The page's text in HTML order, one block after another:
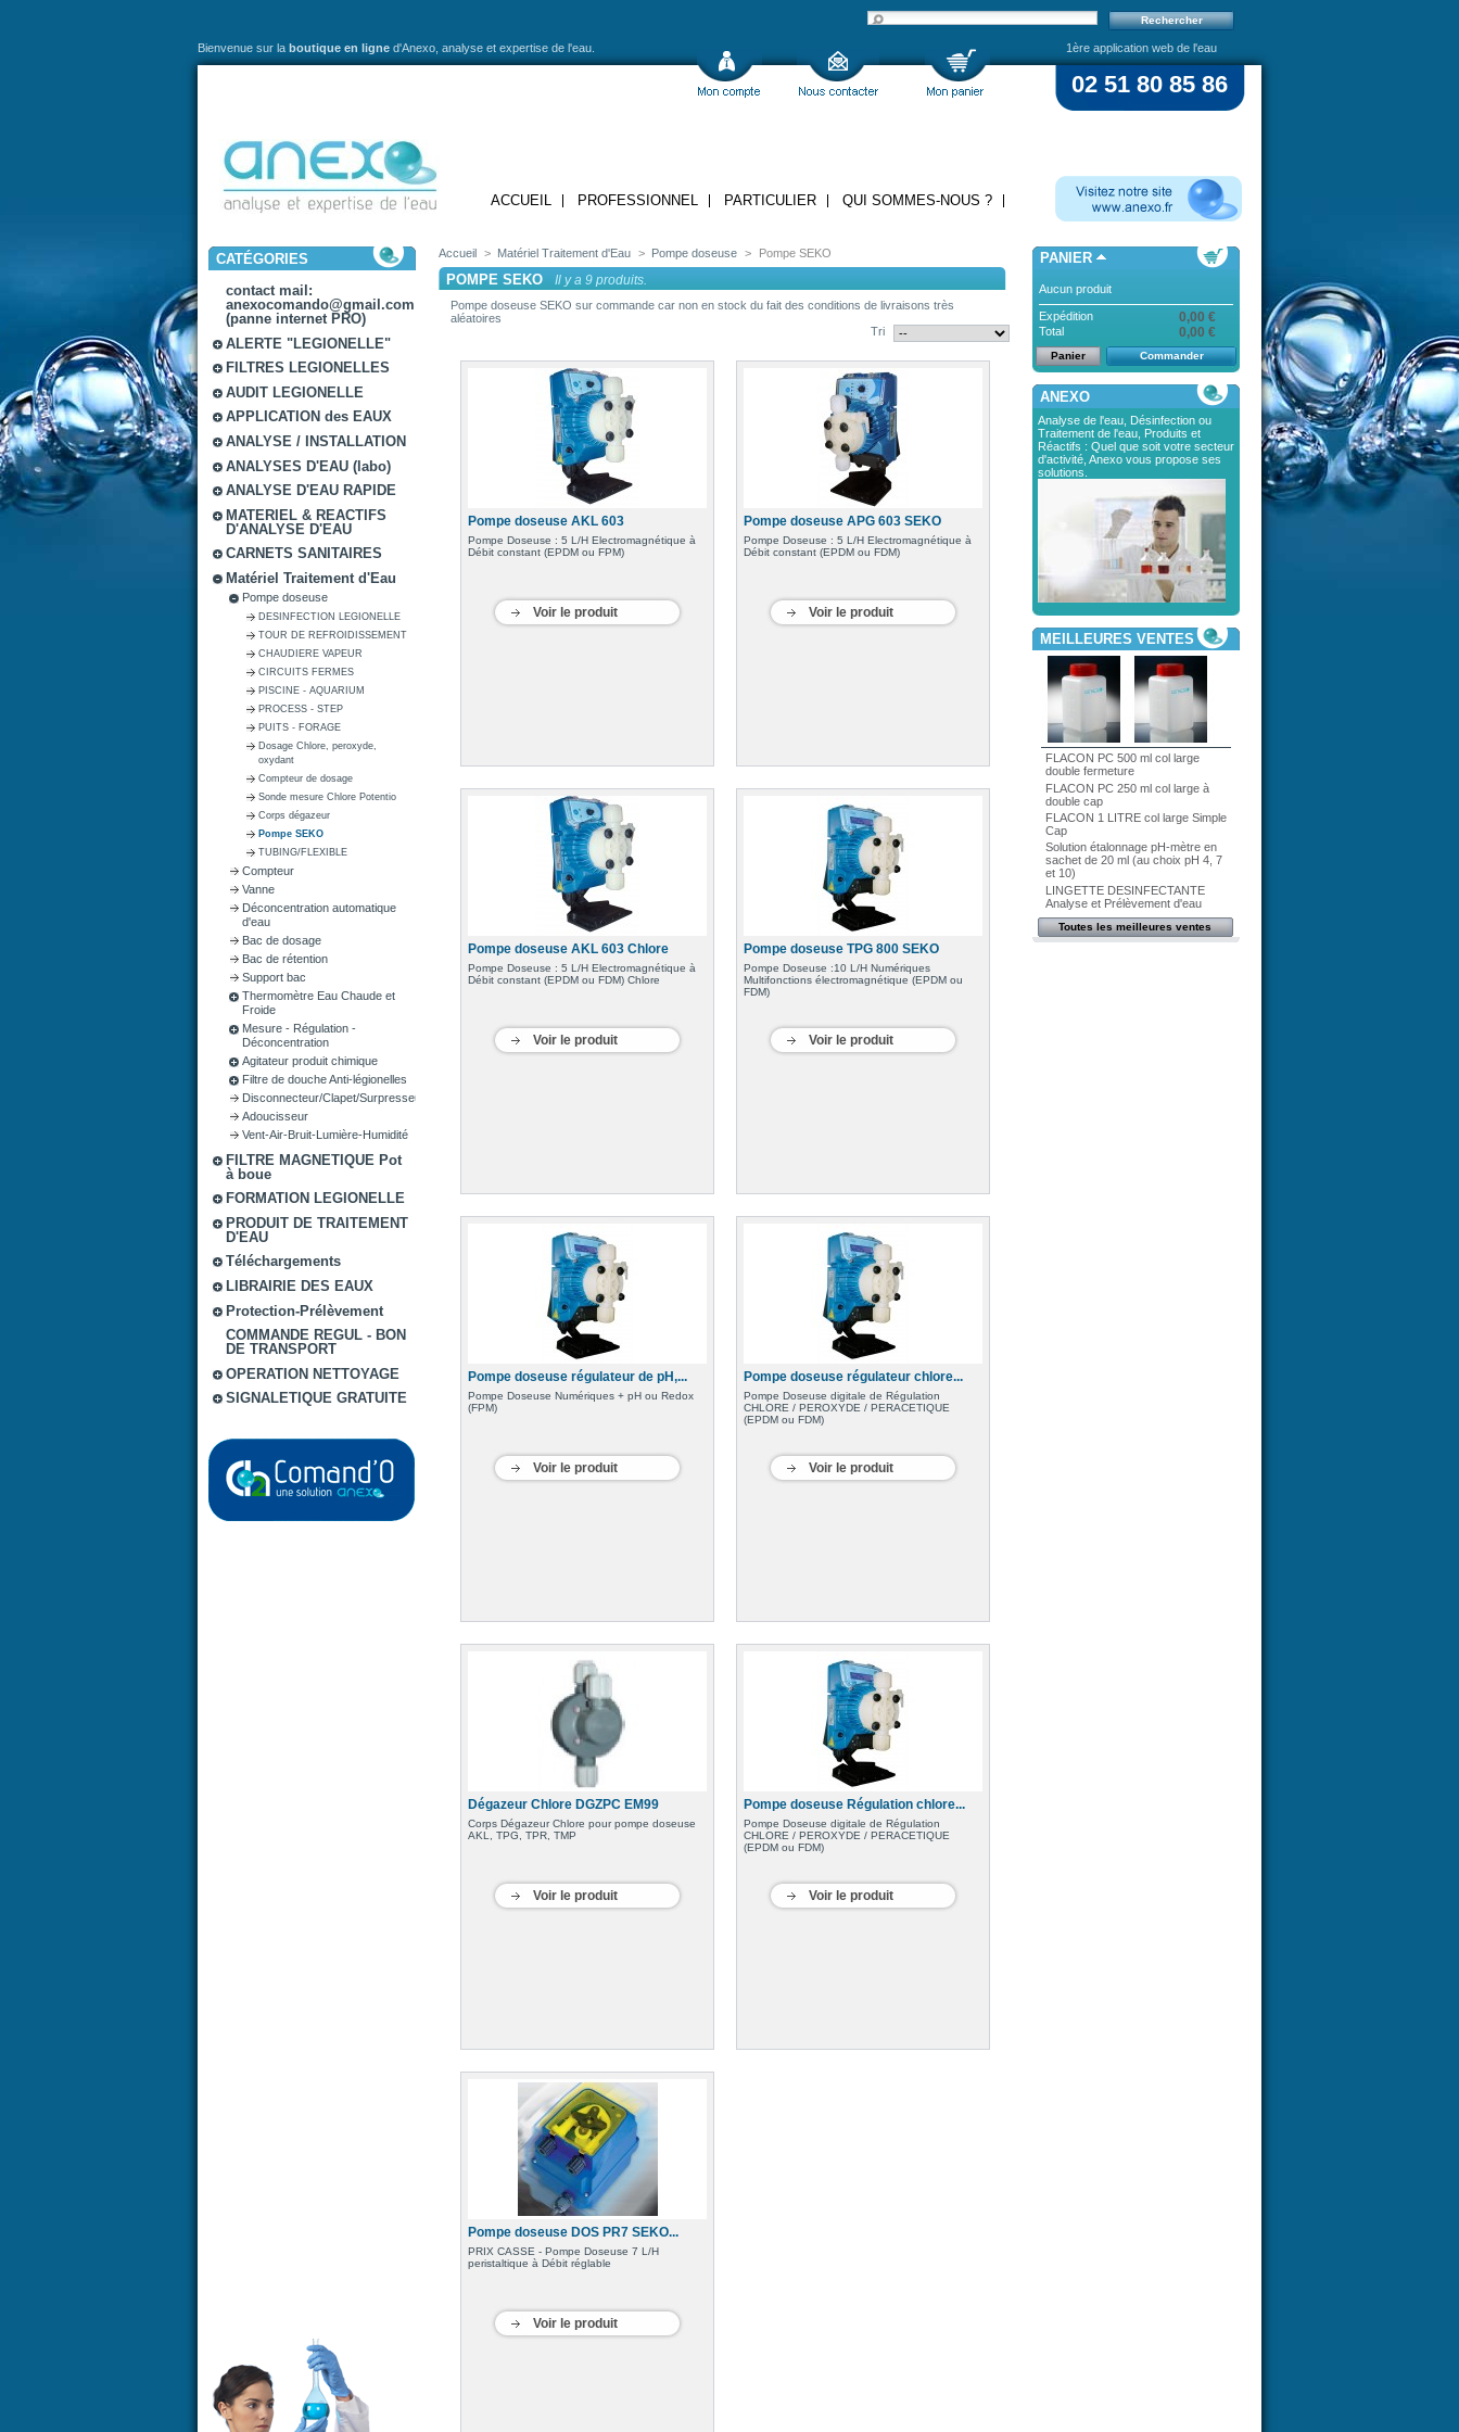
Bienvenue sur la boutique en ligne d'Anexo, analyse et expertise de l'eau. 1ère application web de l'eau
02 51 80 85 86
ACCUEIL PROFESSIONNEL PARTICULIER QUI SOMMES-NOUS ?
CATÉGORIES
contact mail:
anexocomando@gmail.com
(panne internet PRO)
ALERTE "LEGIONELLE"
FILTRES LEGIONELLES
AUDIT LEGIONELLE
APPLICATION des EAUX
ANALYSE / INSTALLATION
ANALYSES D'EAU (labo)
ANALYSE D'EAU RAPIDE
MATERIEL & REACTIFS
D'ANALYSE D'EAU
CARNETS SANITAIRES
Matériel Traitement d'Eau
Pompe doseuse
DESINFECTION LEGIONELLE
TOUR DE REFROIDISSEMENT
CHAUDIERE VAPEUR
CIRCUITS FERMES
PISCINE - AQUARIUM
PROCESS - STEP
PUITS - FORAGE
Dosage Chlore, peroxyde,
oxydant
Compteur de dosage
Sonde mesure Chlore Potentio
Corps dégazeur
Pompe SEKO
TUBING/FLEXIBLE
Compteur
Vanne
Déconcentration automatique
d'eau
Bac de dosage
Bac de rétention
Support bac
Thermomètre Eau Chaude et
Froide
Mesure - Régulation -
Déconcentration
Agitateur produit chimique
Filtre de douche Anti-légionelles
Disconnecteur/Clapet/Surpresseur
Adoucisseur
Vent-Air-Bruit-Lumière-Humidité
FILTRE MAGNETIQUE Pot
à boue
FORMATION LEGIONELLE
PRODUIT DE TRAITEMENT
D'EAU
Téléchargements
LIBRAIRIE DES EAUX
Protection-Prélèvement
COMMANDE REGUL - BON
DE TRANSPORT
OPERATION NETTOYAGE
SIGNALETIQUE GRATUITE
Accueil > Matériel Traitement d'Eau > Pompe doseuse > Pompe SEKO
POMPE SEKO Il y a 9 produits.
Pompe doseuse SEKO sur commande car non en stock du fait des conditions de livraisons très
aléatoires
Tri
Pompe doseuse AKL 603
Pompe Doseuse : 5 L/H Electromagnétique à
Débit constant (EPDM ou FPM)
Voir le produit
Pompe doseuse APG 603 SEKO
Pompe Doseuse : 5 L/H Electromagnétique à
Débit constant (EPDM ou FDM)
Voir le produit
Pompe doseuse AKL 603 Chlore
Pompe Doseuse : 5 L/H Electromagnétique à
Débit constant (EPDM ou FDM) Chlore
Voir le produit
Pompe doseuse TPG 800 SEKO
Pompe Doseuse :10 L/H Numériques
Multifonctions électromagnétique (EPDM ou
FDM)
Voir le produit
Pompe doseuse régulateur de pH,...
Pompe Doseuse Numériques + pH ou Redox
(FPM)
Voir le produit
Pompe doseuse régulateur chlore...
Pompe Doseuse digitale de Régulation
CHLORE / PEROXYDE / PERACETIQUE
(EPDM ou FDM)
Voir le produit
Dégazeur Chlore DGZPC EM99
Corps Dégazeur Chlore pour pompe doseuse
AKL, TPG, TPR, TMP
Voir le produit
Pompe doseuse Régulation chlore...
Pompe Doseuse digitale de Régulation
CHLORE / PEROXYDE / PERACETIQUE
(EPDM ou FDM)
Voir le produit
Pompe doseuse DOS PR7 SEKO...
PRIX CASSE - Pompe Doseuse 7 L/H
peristaltique à Débit réglable
Voir le produit
PANIER
Aucun produit
Expédition 0,00 €
Total 0,00 €
Panier Commander
ANEXO
Analyse de l'eau, Désinfection ou
Traitement de l'eau, Produits et
Réactifs : Quel que soit votre secteur
d'activité, Anexo vous propose ses
solutions.
MEILLEURES VENTES
FLACON PC 500 ml col large
double fermeture
FLACON PC 250 ml col large à
double cap
FLACON 1 LITRE col large Simple
Cap
Solution étalonnage pH-mètre en
sachet de 20 ml (au choix pH 4, 7
et 10)
LINGETTE DESINFECTANTE
Analyse et Prélèvement d'eau
Toutes les meilleures ventes